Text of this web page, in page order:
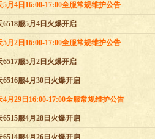
5月4日16:00-17:00全服常规维护公告
6518服5月4日火爆开启
5月2日16:00-17:00全服常规维护公告
6517服5月2日火爆开启
6516服4月30日火爆开启
4月29日16:00-17:00全服常规维护公告
6515服4月28日火爆开启
6514服4月26日火爆开启